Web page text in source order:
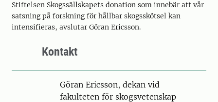
Stiftelsen Skogssällskapets donation som innebär att vår
satsning på forskning för hållbar skogsskötsel kan
intensifieras, avslutar Göran Ericsson.
Kontakt
PersonGöran Ericsson, dekan vid
fakulteten för skogsvetenskap